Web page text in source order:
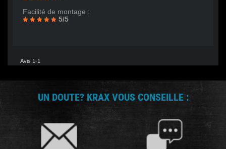
Facilité de montage :
5/5
Avis 1-1
UN DOUTE? KRAX VOUS CONSEILLE :